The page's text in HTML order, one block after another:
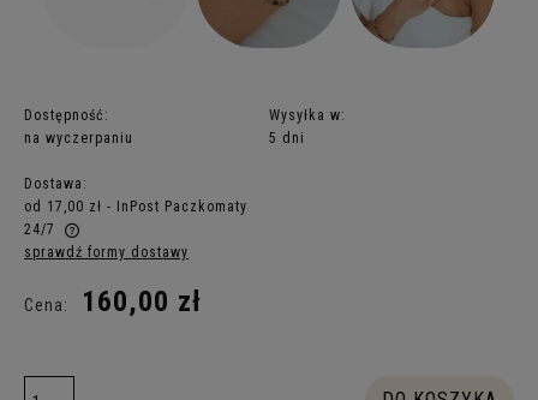
Dostępność:
na wyczerpaniu
Wysyłka w:
5 dni
Dostawa:
od 17,00 zł - InPost Paczkomaty
24/7
Cena nie zawiera ewentualnych kosztów płatności
sprawdź formy dostawy
Cena: 160,00 zł